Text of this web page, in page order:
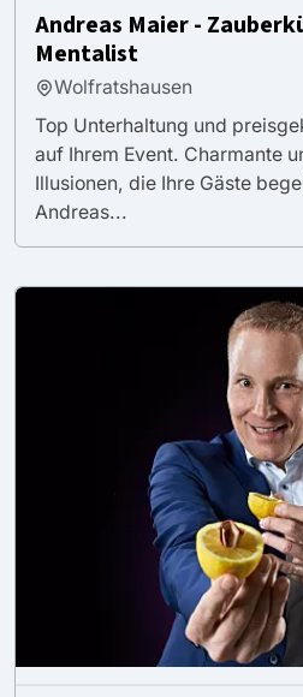
Andreas Maier -
Mentalist
Wolfratshausen
Top Unterhaltung und
auf Ihrem Event. Charmante
Illusionen, die Ihre Gäste
Andreas...